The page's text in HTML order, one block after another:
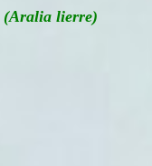
(Aralia lierre)